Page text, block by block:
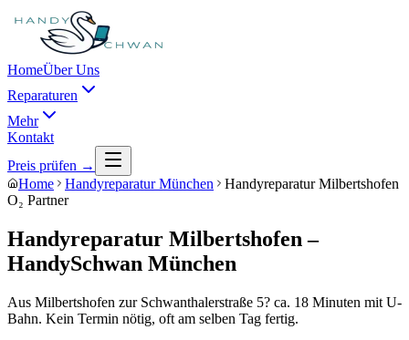
HomeÜber Uns
Reparaturen
Mehr
Kontakt
Preis prüfen →
Home
Handyreparatur München
Handyreparatur Milbertshofen
O₂ Partner
Handyreparatur Milbertshofen –
HandySchwan München
Aus Milbertshofen zur Schwanthalerstraße 5? ca. 18 Minuten mit U-
Bahn. Kein Termin nötig, oft am selben Tag fertig.